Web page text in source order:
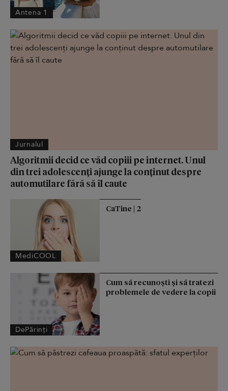
Antena 1
Jurnalul
Algoritmii decid ce văd copiii pe internet. Unul
din trei adolescenți ajunge la conținut despre
automutilare fără să îl caute
MediCOOL
CaTine | 2
DePărinți
Cum să recunoști și să tratezi
problemele de vedere la copii